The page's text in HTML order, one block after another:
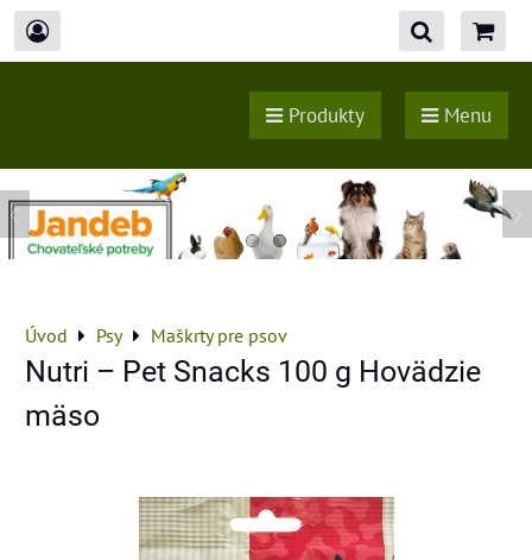
Produkty Menu
Úvod Psy Maškrty pre psov
Nutri – Pet Snacks 100 g Hovädzie
mäso